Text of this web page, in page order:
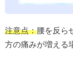
注意点：腰を反ら
方の痛みが増える